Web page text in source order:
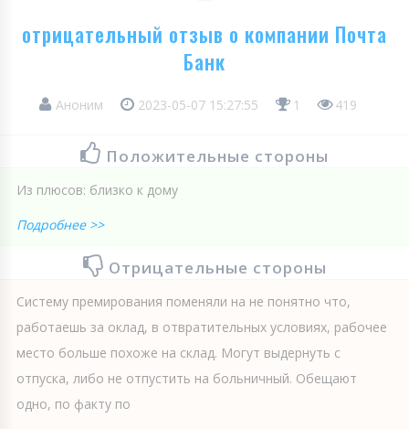
отрицательный отзыв о компании Почта
Банк
Аноним 2023-05-07 15:27:55 1 419
Положительные стороны
Из плюсов: близко к дому
Подробнее >>
Отрицательные стороны
Систему премирования поменяли на не понятно что,
работаешь за оклад, в отвратительных условиях, рабочее
место больше похоже на склад. Могут выдернуть с
отпуска, либо не отпустить на больничный. Обещают
одно, по факту по